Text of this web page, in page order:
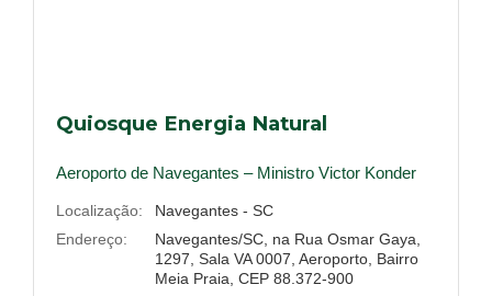
Quiosque Energia Natural
Aeroporto de Navegantes – Ministro Victor Konder
Localização:
Navegantes - SC
Endereço:
Navegantes/SC, na Rua Osmar Gaya,
1297, Sala VA 0007, Aeroporto, Bairro
Meia Praia, CEP 88.372-900